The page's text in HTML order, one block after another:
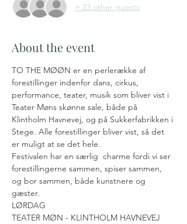
+ 23 other guests
About the event
TO THE MØØN er en perlerække af
forestillinger indenfor dans, cirkus,
performance, teater, musik som bliver vist i
Teater Møns skønne sale, både på
Klintholm Havnevej, og på Sukkerfabrikken i
Stege. Alle forestillinger bliver vist, så det
er muligt at se det hele.
Festivalen har en særlig  charme fordi vi ser
forestillingerne sammen, spiser sammen,
og bor sammen, både kunstnere og
gæster.
LØRDAG
TEATER MØN - KLINTHOLM HAVNEVEJ